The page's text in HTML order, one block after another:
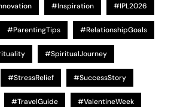
#Inspiration #IPL2026
#ParentingTips #RelationshipGoals
#SpiritualJourney
#StressRelief #SuccessStory
#TravelGuide #ValentineWeek